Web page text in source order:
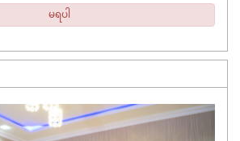
မရပါ
Next